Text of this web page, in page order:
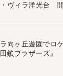
ヴィラ洋光台
向ヶ丘遊園でロ
鎖ブラザーズ』